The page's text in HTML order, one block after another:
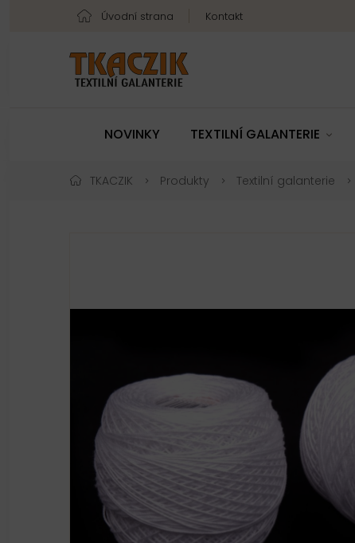
Úvodní strana Kontakt
NOVINKY TEXTILNÍ GALANTERIE
TKACZIK Produkty Textilní galanterie